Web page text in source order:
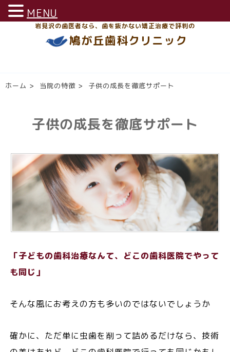
岩見沢の歯医者なら、歯を抜かない矯正治療で評判の
鳩が丘歯科クリニック
ホーム > 当院の特徴 > 子供の成長を徹底サポート
子供の成長を徹底サポート
「子どもの歯科治療なんて、どこの歯科医院でやって
も同じ」
そんな風にお考えの方も多いのではないでしょうか
確かに、ただ単に虫歯を削って詰めるだけなら、技術
MENU